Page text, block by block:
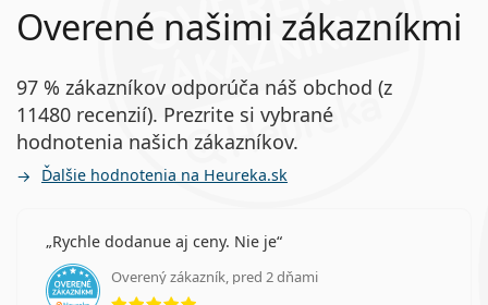
Overené našimi zákazníkmi
97 % zákazníkov odporúča náš obchod (z
11480 recenzií). Prezrite si vybrané
hodnotenia našich zákazníkov.
Ďalšie hodnotenia na Heureka.sk
Rychle dodanue aj ceny. Nie je
Overený zákazník, pred 2 dňami
hodnotenie 5 z 5